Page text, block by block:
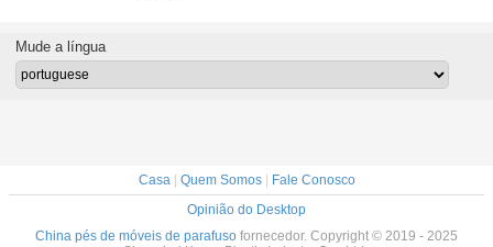
Mude a língua
Casa| Quem Somos|
Fale Conosco
Opinião do Desktop
China pés de móveis de parafuso fornecedor. Copyright © 2019 - 2025